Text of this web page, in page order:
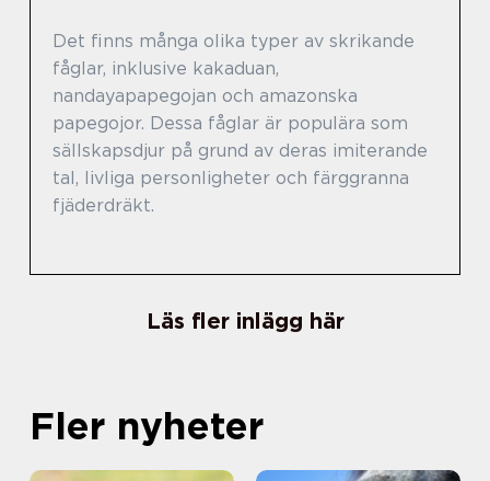
Det finns många olika typer av skrikande
fåglar, inklusive kakaduan,
nandayapapegojan och amazonska
papegojor. Dessa fåglar är populära som
sällskapsdjur på grund av deras imiterande
tal, livliga personligheter och färggranna
fjäderdräkt.
Läs fler inlägg här
Fler nyheter